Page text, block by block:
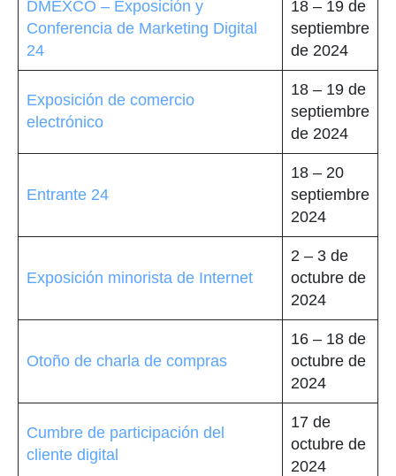
DMEXCO – Exposición y
Conferencia de Marketing Digital
24
18 – 19 de
septiembre
de 2024
Exposición de comercio
electrónico
18 – 19 de
septiembre
de 2024
Entrante 24
18 – 20
septiembre
2024
Exposición minorista de Internet
2 – 3 de
octubre de
2024
Otoño de charla de compras
16 – 18 de
octubre de
2024
Cumbre de participación del
cliente digital
17 de
octubre de
2024